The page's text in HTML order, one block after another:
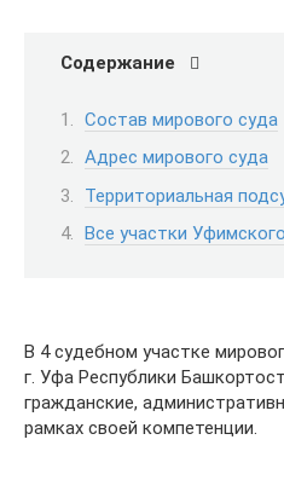
Содержание
Состав мирового суда
Адрес мирового суда
Территориальная
Все участки
В 4 судебном участке
г. Уфа Республики
гражданские,
рамках своей компетенции.